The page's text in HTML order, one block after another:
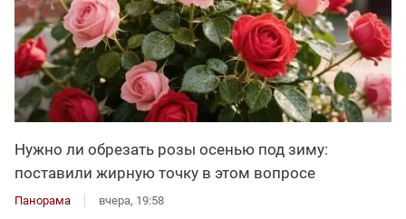
Нужно ли обрезать розы осенью под зиму:
поставили жирную точку в этом вопросе
Панорама вчера, 19:58